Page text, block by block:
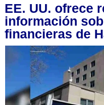
EE. UU. ofrece
información
financieras de